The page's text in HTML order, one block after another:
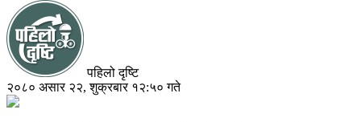
पहिलो दृष्टि
२०८० असार २२, शुक्रबार १२:५० गते